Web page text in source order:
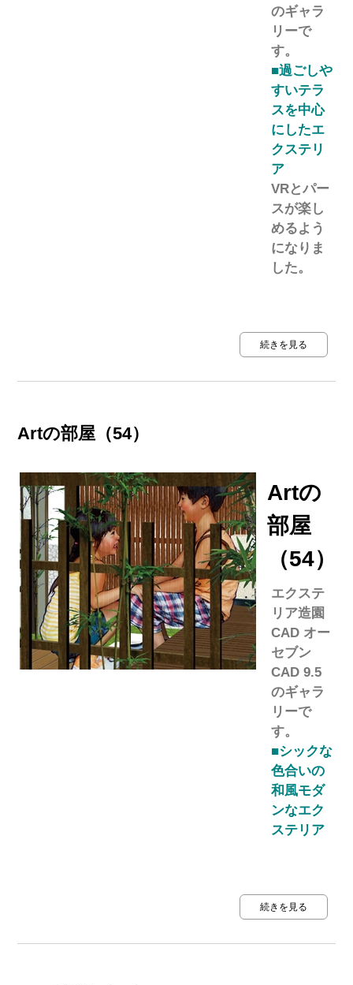
のギャラ
リーで
す。
■過ごしや
すいテラ
スを中心
にしたエ
クステリ
ア
VRとパー
スが楽し
めるよう
になりま
した。
続きを見る
Artの部屋（54）
Artの
部屋
（54）
エクステ
リア造園
CAD オー
セブン
CAD 9.5
のギャラ
リーで
す。
■シックな
色合いの
和風モダ
ンなエク
ステリア
続きを見る